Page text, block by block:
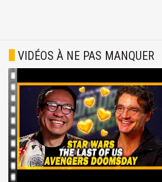
VIDÉOS À NE PAS MANQUER